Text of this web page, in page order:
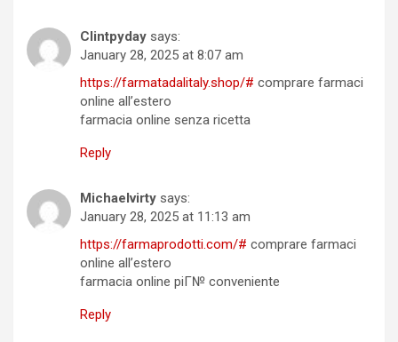
Clintpyday says:
January 28, 2025 at 8:07 am
https://farmatadalitaly.shop/# comprare farmaci
online all’estero
farmacia online senza ricetta
Reply
Michaelvirty says:
January 28, 2025 at 11:13 am
https://farmaprodotti.com/# comprare farmaci
online all’estero
farmacia online piГ№ conveniente
Reply